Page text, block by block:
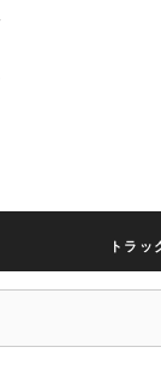
トラ